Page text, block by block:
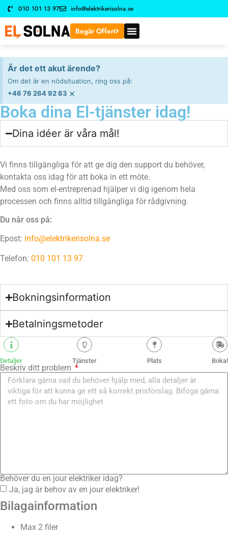
010 101 13 97 info@elektrikerisolna.se
Begär Offert
Är det ett akut ärende?
Om det är en nödsituation, ring oss på:
+46 76 264 92 63 ×
Boka dina El-tjänster idag!
Dina idéer är våra mål!
Vi finns tillgängliga för att ge dig den support du behöver,
kontakta oss idag för att boka in ett möte.
Med oss som el-entreprenad hjälper vi dig igenom hela
processen och finns alltid tillgängliga för rådgivning.
Du når oss på:
Epost: info@elektrikerisolna.se
Telefon: 010 101 13 97
Bokningsinformation
Betalningsmetoder
Detaljer Tjänster Plats Boka!
Beskriv ditt problem
Behöver du en jour elektriker idag?
Ja, jag är behov av en jour elektriker!
Bilagainformation
Max 2 filer